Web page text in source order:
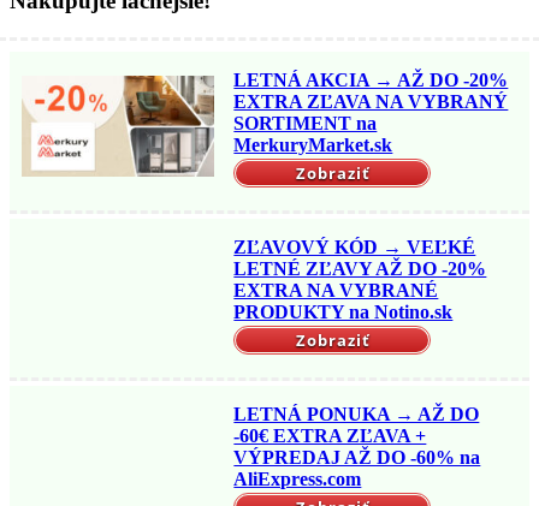
LETNÁ AKCIA → AŽ DO -20%
EXTRA ZĽAVA NA VYBRANÝ
SORTIMENT na
MerkuryMarket.sk
Zobraziť
ZĽAVOVÝ KÓD → VEĽKÉ
LETNÉ ZĽAVY AŽ DO -20%
EXTRA NA VYBRANÉ
PRODUKTY na Notino.sk
Zobraziť
LETNÁ PONUKA → AŽ DO
-60€ EXTRA ZĽAVA +
VÝPREDAJ AŽ DO -60% na
AliExpress.com